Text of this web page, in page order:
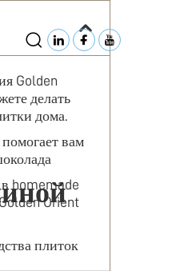
Golden
делать
дома.
вам
homemade
Orient
плиток